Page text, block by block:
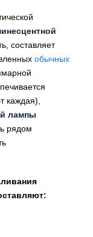
составляет
обычных
каждая),
лампы
рядом